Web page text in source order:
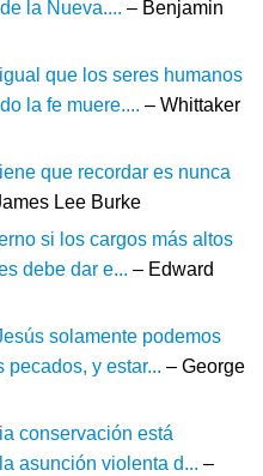
la Nueva.... – Benjamin
que los seres humanos
la fe muere.... – Whittaker
que recordar es nunca
Lee Burke
si los cargos más altos
debe dar e... – Edward
solamente podemos
pecados, y estar... – George
conservación está
asunción violenta d... –